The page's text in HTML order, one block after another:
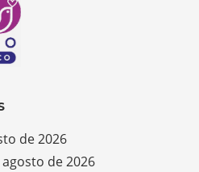
de 2026
agosto de 2026